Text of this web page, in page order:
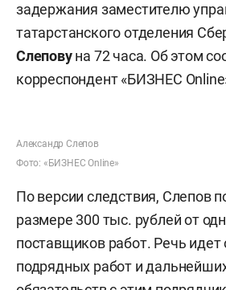
задержания заместителю
татарстанского отделения
Слеповуна 72 часа. Об этом
корреспондент «БИЗНЕС
Александр Слепов
Фото: «БИЗНЕС Online»
По версии следствия, Слепов
размере 300 тыс. рублей от
поставщиков работ. Речь
подрядных работ и